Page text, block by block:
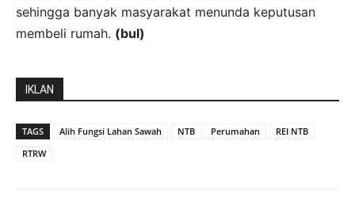
sehingga banyak masyarakat menunda keputusan
membeli rumah. (bul)
IKLAN
TAGS Alih Fungsi Lahan Sawah NTB Perumahan
REI NTB
RTRW